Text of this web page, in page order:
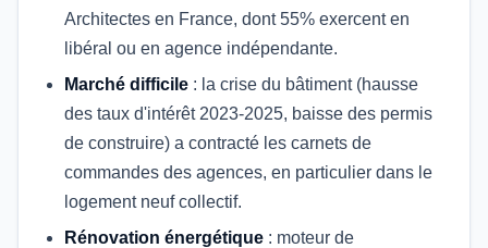
Architectes en France, dont 55% exercent en
libéral ou en agence indépendante.
Marché difficile : la crise du bâtiment (hausse
des taux d'intérêt 2023-2025, baisse des permis
de construire) a contracté les carnets de
commandes des agences, en particulier dans le
logement neuf collectif.
Rénovation énergétique : moteur de